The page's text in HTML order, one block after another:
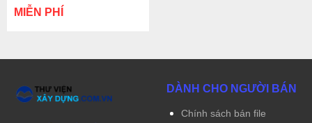
MIỄN PHÍ
DÀNH CHO NGƯỜI BÁN
Chính sách bán file